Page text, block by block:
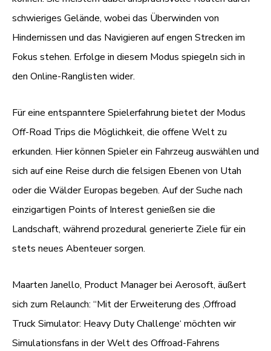
schwieriges Gelände, wobei das Überwinden von
Hindernissen und das Navigieren auf engen Strecken im
Fokus stehen. Erfolge in diesem Modus spiegeln sich in
den Online-Ranglisten wider.
Für eine entspanntere Spielerfahrung bietet der Modus
Off-Road Trips die Möglichkeit, die offene Welt zu
erkunden. Hier können Spieler ein Fahrzeug auswählen und
sich auf eine Reise durch die felsigen Ebenen von Utah
oder die Wälder Europas begeben. Auf der Suche nach
einzigartigen Points of Interest genießen sie die
Landschaft, während prozedural generierte Ziele für ein
stets neues Abenteuer sorgen.
Maarten Janello, Product Manager bei Aerosoft, äußert
sich zum Relaunch: “Mit der Erweiterung des ‚Offroad
Truck Simulator: Heavy Duty Challenge‘ möchten wir
Simulationsfans in der Welt des Offroad-Fahrens